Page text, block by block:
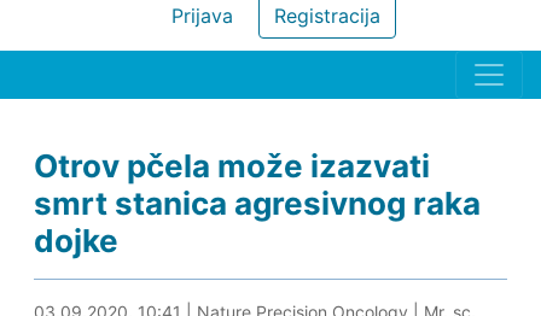
Registracija
Prijava
Otrov pčela može izazvati
smrt stanica agresivnog raka
dojke